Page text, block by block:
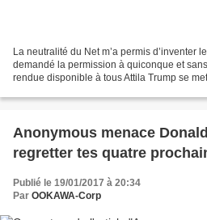
La neutralité du Net m’a permis d’inventer
demandé la permission à quiconque et
rendue disponible à tous Attila Trump se
Anonymous menace
regretter tes quatre
Publié le 19/01/2017 à 20:34
Par OOKAWA-Corp